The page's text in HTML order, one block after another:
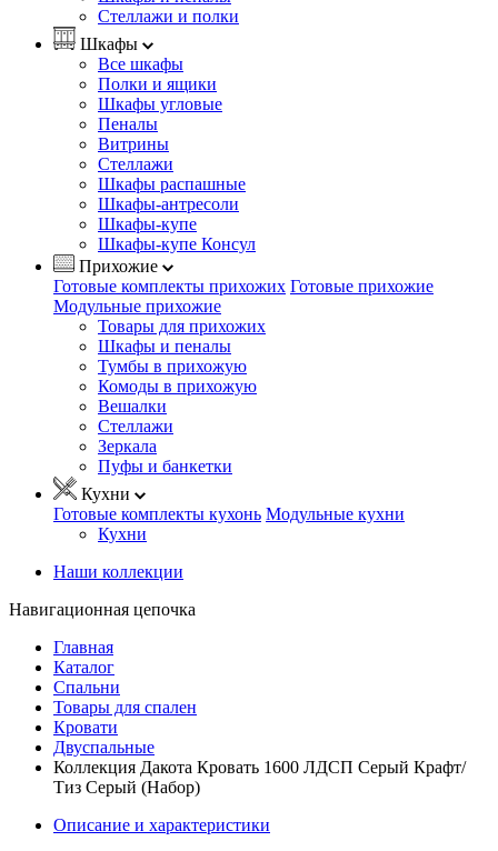
Стеллажи и полки
Шкафы
Все шкафы
Полки и ящики
Шкафы угловые
Пеналы
Витрины
Стеллажи
Шкафы распашные
Шкафы-антресоли
Шкафы-купе
Шкафы-купе Консул
Прихожие
Готовые комплекты прихожих Готовые прихожие
Модульные прихожие
Товары для прихожих
Шкафы и пеналы
Тумбы в прихожую
Комоды в прихожую
Вешалки
Стеллажи
Зеркала
Пуфы и банкетки
Кухни
Готовые комплекты кухонь Модульные кухни
Кухни
Наши коллекции
Навигационная цепочка
Главная
Каталог
Спальни
Товары для спален
Кровати
Двуспальные
Коллекция Дакота Кровать 1600 ЛДСП Серый Крафт/
Тиз Серый (Набор)
Описание и характеристики